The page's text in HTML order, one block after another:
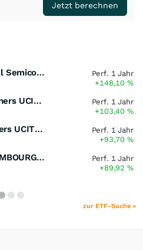
Jetzt berechnen
iShares MSCI Global Semiconductors UCITS ETF USD (Acc)
Perf. 1 Jahr
+148,10%
Global X Copper Miners UCITS ETF USD Acc
Perf. 1 Jahr
+103,40%
iShares Copper Miners UCITS ETF
Perf. 1 Jahr
+93,70%
MULTI UNITS LUXEMBOURG - Lyxor MSCI Semiconductors ESG Filtered
Perf. 1 Jahr
+89,92%
zur ETF-Suche »